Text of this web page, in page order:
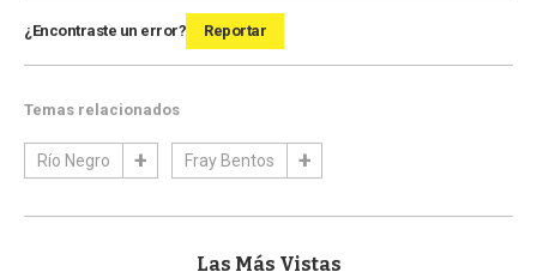
¿Encontraste un error? Reportar
Temas relacionados
Río Negro Fray Bentos
Las Más Vistas